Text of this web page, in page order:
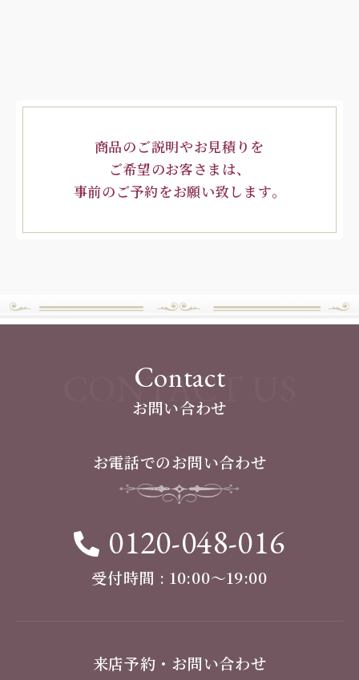
商品のご説明やお見積りを
ご希望のお客さまは、
事前のご予約をお願い致します。
Contact
お問い合わせ
CONTACT US
お電話でのお問い合わせ
0120-048-016
受付時間 : 10:00〜19:00
来店予約・お問い合わせ